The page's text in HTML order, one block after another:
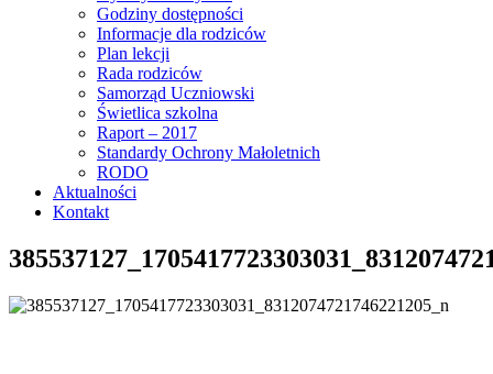
Godziny dostępności
Informacje dla rodziców
Plan lekcji
Rada rodziców
Samorząd Uczniowski
Świetlica szkolna
Raport – 2017
Standardy Ochrony Małoletnich
RODO
Aktualności
Kontakt